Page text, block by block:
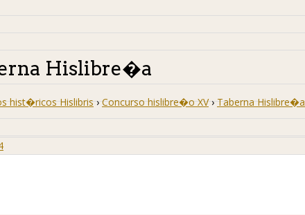
Hislibre�a
hist�ricos Hislibris › Concurso hislibre�o XV › Taberna Hislibre�a